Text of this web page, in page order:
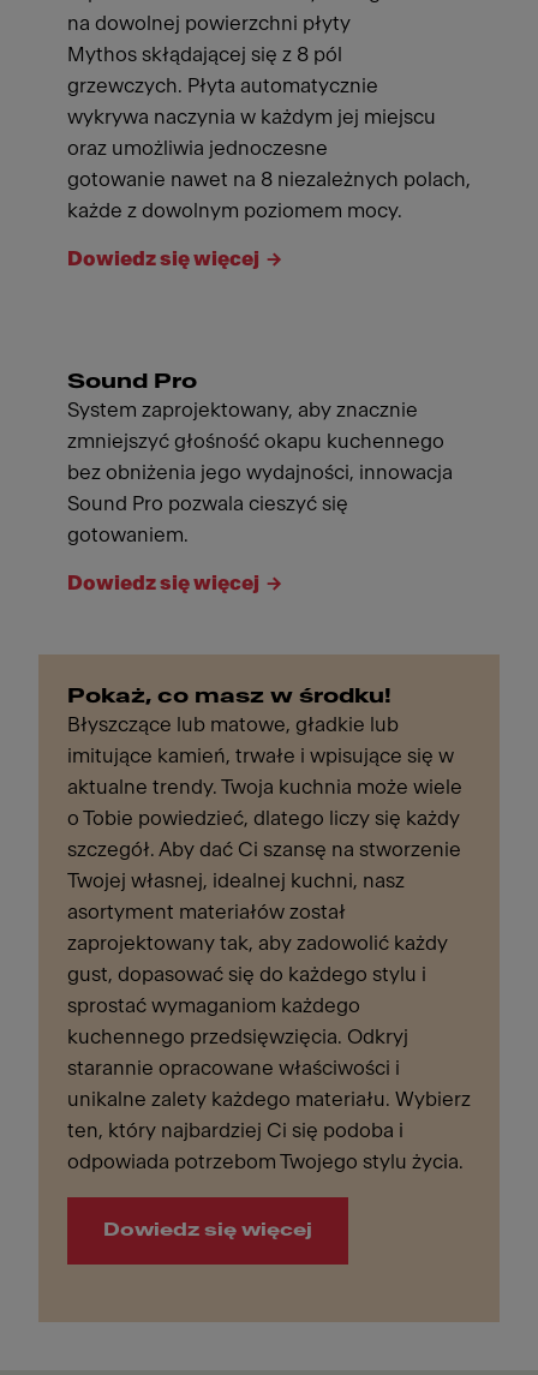
na dowolnej powierzchni płyty
Mythos skłądającej się z 8 pól
grzewczych. Płyta automatycznie
wykrywa naczynia w każdym jej miejscu
oraz umożliwia jednoczesne
gotowanie nawet na 8 niezależnych polach,
każde z dowolnym poziomem mocy.
Dowiedz się więcej
Sound Pro
System zaprojektowany, aby znacznie
zmniejszyć głośność okapu kuchennego
bez obniżenia jego wydajności, innowacja
Sound Pro pozwala cieszyć się
gotowaniem.
Dowiedz się więcej
Pokaż, co masz w środku!
Błyszczące lub matowe, gładkie lub
imitujące kamień, trwałe i wpisujące się w
aktualne trendy. Twoja kuchnia może wiele
o Tobie powiedzieć, dlatego liczy się każdy
szczegół. Aby dać Ci szansę na stworzenie
Twojej własnej, idealnej kuchni, nasz
asortyment materiałów został
zaprojektowany tak, aby zadowolić każdy
gust, dopasować się do każdego stylu i
sprostać wymaganiom każdego
kuchennego przedsięwzięcia. Odkryj
starannie opracowane właściwości i
unikalne zalety każdego materiału. Wybierz
ten, który najbardziej Ci się podoba i
odpowiada potrzebom Twojego stylu życia.
Dowiedz się więcej